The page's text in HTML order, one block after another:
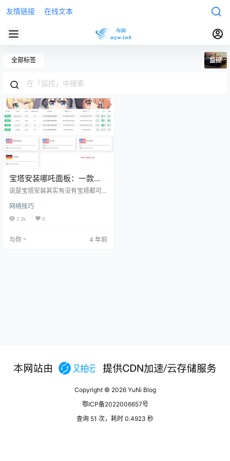
友情链接 在线文本
全部标签 监控
宝塔安装哪吒面板：一款便
携服务器状态监控面板
说是宝塔安装其实有没有宝塔都可
便一点。安装好之后，体验非常不
错。 哪吒面板：服务期状态监控，
种主动拉取的方式。） 1、简介 项
网络技巧
2.2k 0
与你丶 4 年前
Copyright © 2026YuNi Blog
鄂ICP备2022006657号
查询 51 次，耗时 0.4923 秒